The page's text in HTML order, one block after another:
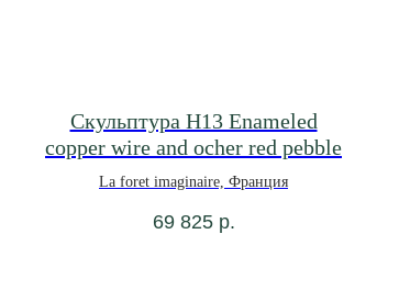
Скульптура Н13 Enameled
copper wire and ocher red pebble
La foret imaginaire, Франция
69 825 р.